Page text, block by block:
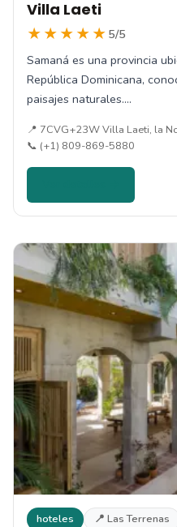
Villa Laeti
★★★★★ 5/5
Samaná es una provincia
República Dominicana,
paisajes naturales.…
📍 7CVG+23W Villa Laeti, la
📞 (+1) 809-869-5880
hoteles 📍 Las Terrenas